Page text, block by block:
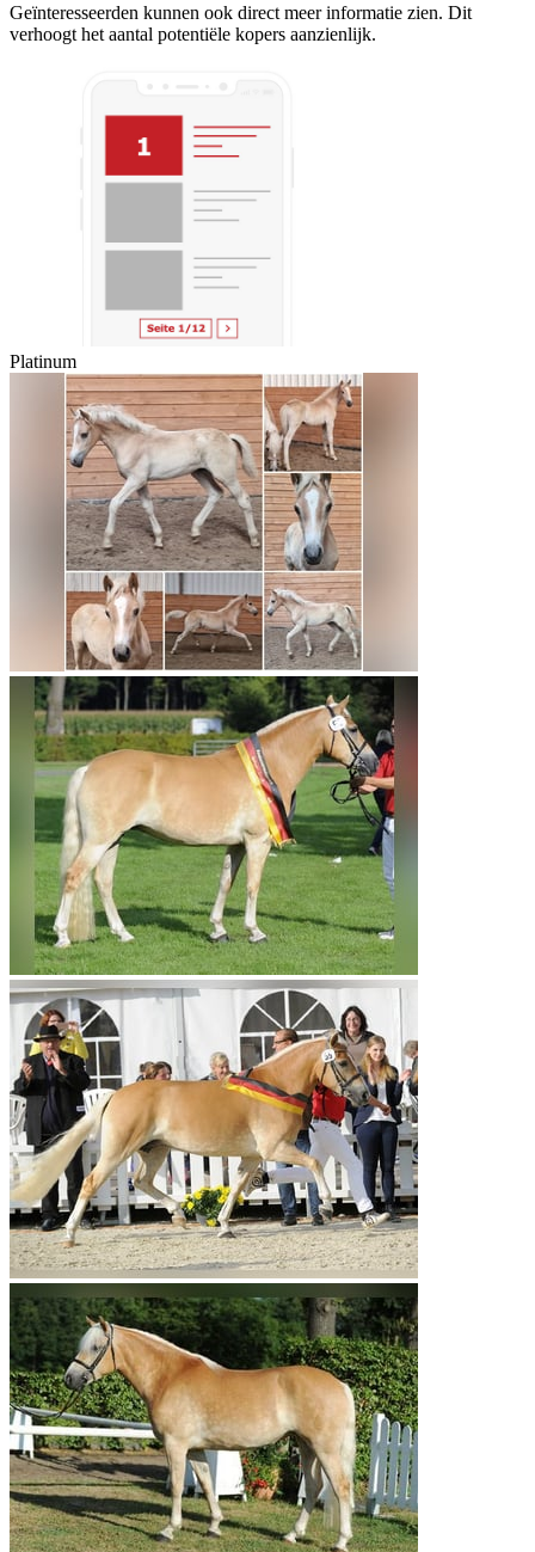
Geïnteresseerden kunnen ook direct meer informatie zien. Dit
verhoogt het aantal potentiële kopers aanzienlijk.
Platinum